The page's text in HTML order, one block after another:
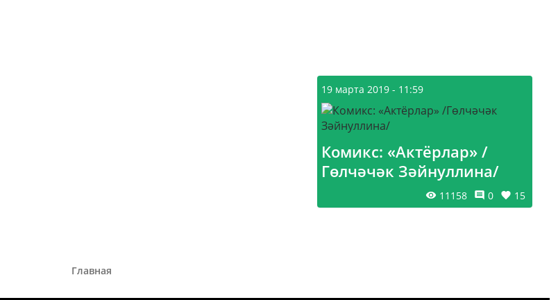
19 марта 2019 - 11:59
Комикс: «Актёрлар» /
Гөлчәчәк Зәйнуллина/
11158 0 15
Главная